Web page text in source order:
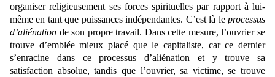
organiser religieusement ses forces spirituelles par rapport à lui-
même en tant que puissances indépendantes. C’est là le processus
d’aliénation de son propre travail. Dans cette mesure, l’ouvrier se
trouve d’emblée mieux placé que le capitaliste, car ce dernier
s’enracine dans ce processus d’aliénation et y trouve sa
satisfaction absolue, tandis que l’ouvrier, sa victime, se trouve